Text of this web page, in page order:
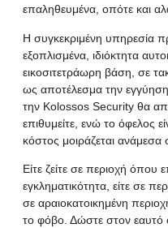
επαληθευμένα, οπότε και
Η συγκεκριμένη υπηρεσία
εξοπλισμένα, ιδιόκτητα
εικοσιτετράωρη βάση, σε
ως αποτέλεσμα την
την Kolossos Security θα
επιθυμείτε, ενώ το όφελος
κόστος μοιράζεται ανάμεσα
Είτε ζείτε σε περιοχή όπου
εγκληματικότητα, είτε σε
σε αραιοκατοικημένη
το φόβο. Δώστε στον εαυτό